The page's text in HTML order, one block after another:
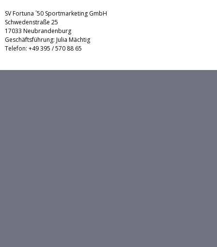
SV Fortuna ´50 Sportmarketing GmbH
Schwedenstraße 25
17033 Neubrandenburg
Geschäftsführung: Julia Mächtig
Telefon: +49 395 / 570 88 65